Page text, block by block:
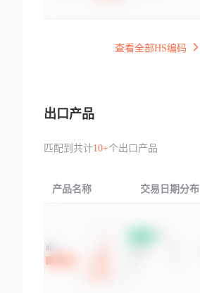
查看全部HS编码
出口产品
匹配到共计10+个出口产品
产品名称 交易日期分布